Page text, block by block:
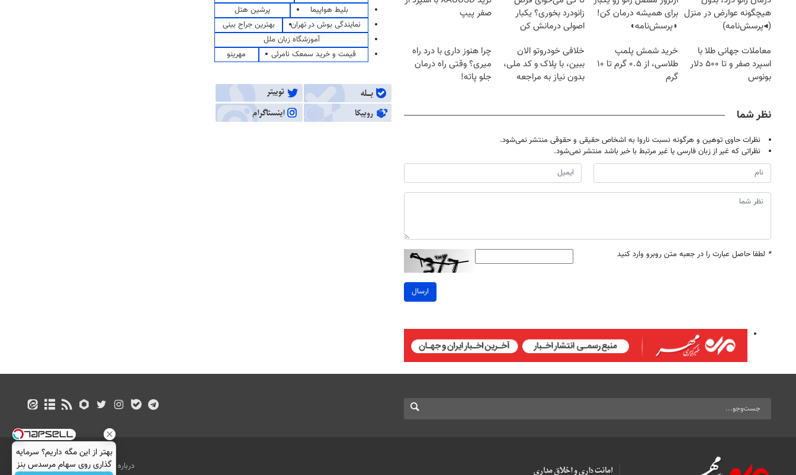
هیچگونه عوارض در منزل
(◂پرسش‌نامه)
برای همیشه درمان کن!
◗پرسش‌نامه◖
زانودرد بخوری؟ یکبار
اصولی درمانش کن
صفر پیپ
معاملات جهانی طلا با
اسپرد صفر و تا ۵۰۰ دلار
بونوس
خرید شمش پلمپ
طلاسی، از ۰.۵ گرم تا ۱۰
گرم
خلافی خودروتو الان
ببین، با پلاک و کد ملی،
بدون نیاز به مراجعه
چرا هنوز داری با درد راه
میری؟ وقتی راه درمان
جلو پاته!
نظر شما
نظرات حاوی توهین و هرگونه نسبت ناروا به اشخاص حقیقی و حقوقی منتشر نمی‌شود.
نظراتی که غیر از زبان فارسی یا غیر مرتبط با خبر باشد منتشر نمی‌شود.
* لطفا حاصل عبارت را در جعبه متن روبرو وارد کنید
ارسال
بلیط هواپیما
پرشین هتل
نمایندگی بوش در تهران
بهترین جراح بینی
آموزشگاه زبان ملل
قیمت و خرید سمعک نامرئی
مهرینو
درباره ما تماس با ما بازرگانی
بهتر از این مگه داریم؟ سرمایه
گذاری روی سهام مرسدس بنز